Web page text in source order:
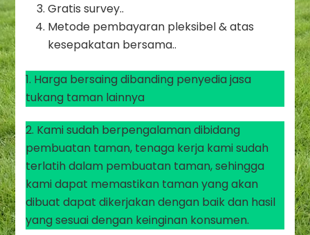
Gratis survey..
Metode pembayaran pleksibel & atas
kesepakatan bersama..
1. Harga bersaing dibanding penyedia jasa
tukang taman lainnya
2. Kami sudah berpengalaman dibidang
pembuatan taman, tenaga kerja kami sudah
terlatih dalam pembuatan taman, sehingga
kami dapat memastikan taman yang akan
dibuat dapat dikerjakan dengan baik dan hasil
yang sesuai dengan keinginan konsumen.